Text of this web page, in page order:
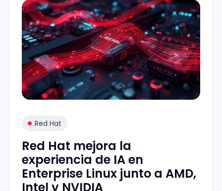
Red Hat
Red Hat mejora la
experiencia de IA en
Enterprise Linux junto a AMD,
Intel y NVIDIA